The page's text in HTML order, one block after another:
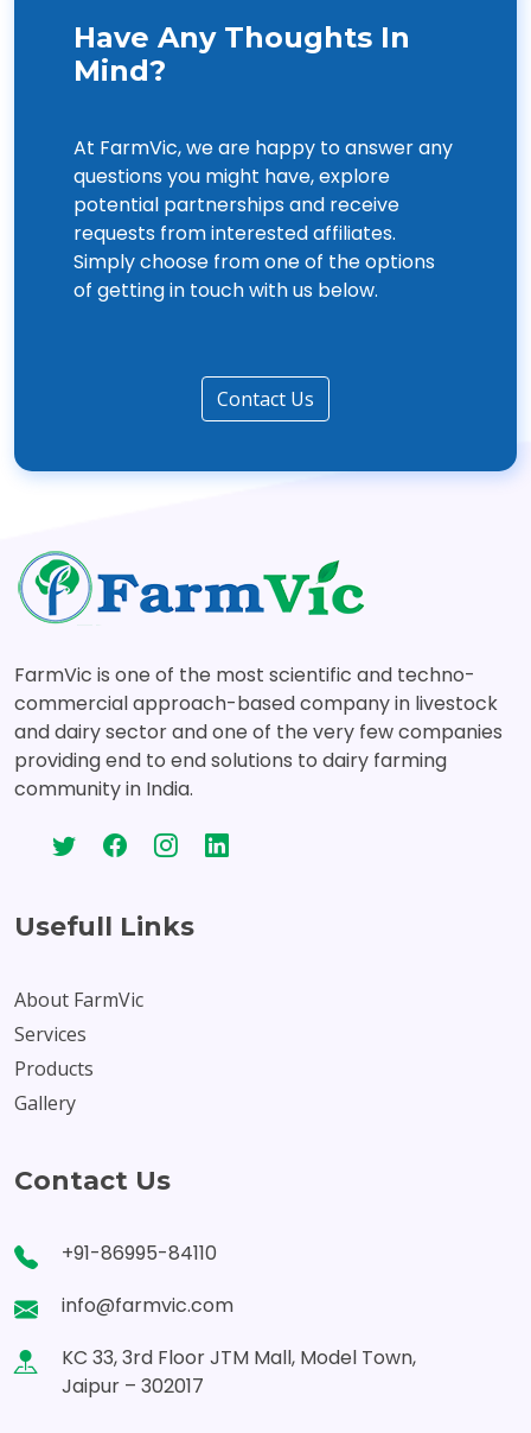
Have Any Thoughts In
Mind?
At FarmVic, we are happy to answer any
questions you might have, explore
potential partnerships and receive
requests from interested affiliates.
Simply choose from one of the options
of getting in touch with us below.
Contact Us
FarmVic is one of the most scientific and techno-
commercial approach-based company in livestock
and dairy sector and one of the very few companies
providing end to end solutions to dairy farming
community in India.
Usefull Links
About FarmVic
Services
Products
Gallery
Contact Us
+91-86995-84110
info@farmvic.com
KC 33, 3rd Floor JTM Mall, Model Town,
Jaipur – 302017